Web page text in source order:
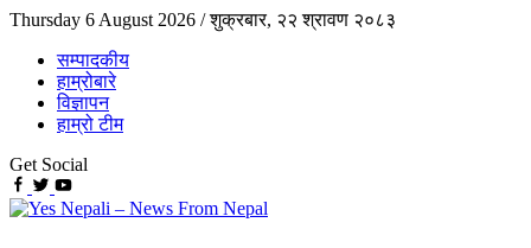
Thursday 6 August 2026 /शुक्रबार, २२ श्रावण २०८३
सम्पादकीय
हाम्रोबारे
विज्ञापन
हाम्रो टीम
Get Social